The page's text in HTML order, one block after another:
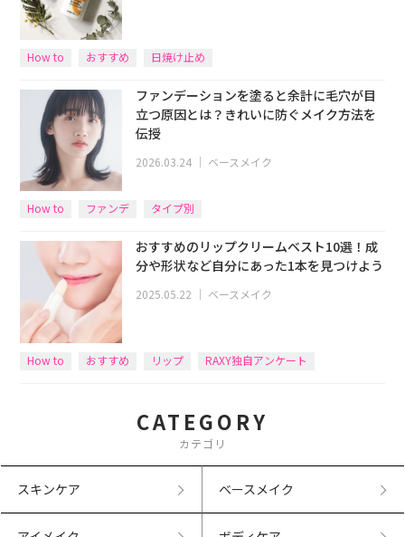
How to おすすめ 日焼け止め
ファンデーションを塗ると余計に毛穴が目
立つ原因とは？きれいに防ぐメイク方法を
伝授
2026.03.24 ｜ ベースメイク
How to ファンデ タイプ別
おすすめのリップクリームベスト10選！成
分や形状など自分にあった1本を見つけよう
2025.05.22 ｜ ベースメイク
How to おすすめ リップ RAXY独自アンケート
CATEGORY
カテゴリ
スキンケア ベースメイク